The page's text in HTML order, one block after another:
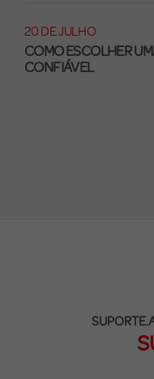
20 DE JULHO
COMO ESCOLHER
CONFIÁVEL